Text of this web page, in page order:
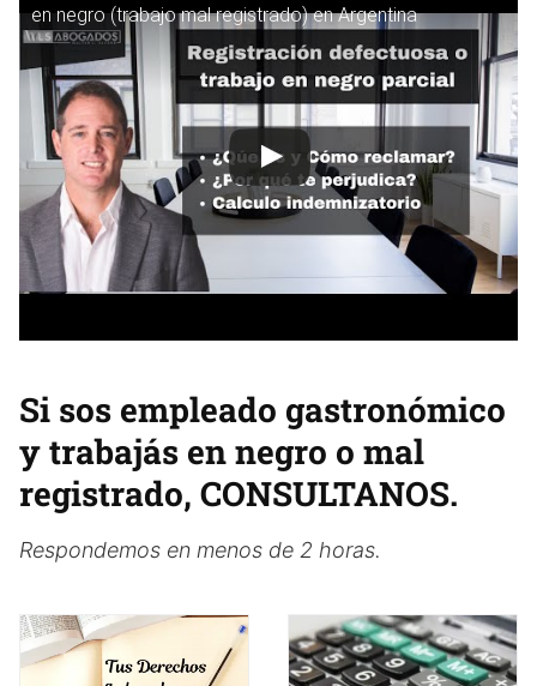
en negro (trabajo mal registrado) en Argentina
Si sos empleado gastronómico
y trabajás en negro o mal
registrado, CONSULTANOS.
Respondemos en menos de 2 horas.